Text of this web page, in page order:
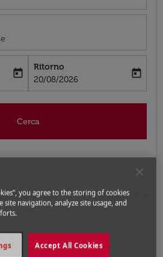
aria-label
today
Ritorno
fc-booking-return-date-aria-label
20/08/2026
today
Cerca
per Stati Uniti
Voli Bangui - Fort
da Bangui a Fort
il tuo percorso (origine e/o
you agree to the storing of cookies
site navigation, analyze site usage, and
Accept All Cookies